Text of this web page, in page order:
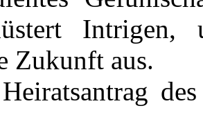
Intrigen,
Zukunft aus.